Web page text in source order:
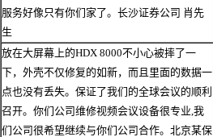
服务好像只有你们家了。长沙证券公司 肖先
生
放在大屏幕上的HDX 8000不小心被摔了一
下，外壳不仅修复的如新，而且里面的数据一
点也没有丢失。保证了我们的全球会议的顺利
召开。你们公司维修视频会议设备很专业,我
们公司很希望继续与你们公司合作。北京某保